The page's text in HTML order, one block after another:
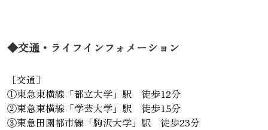
◆交通・ライフインフォメーション
［交通］
①東急東横線「都立大学」駅 徒歩12分
②東急東横線「学芸大学」駅 徒歩15分
③東急田園都市線「駒沢大学」駅 徒歩23分